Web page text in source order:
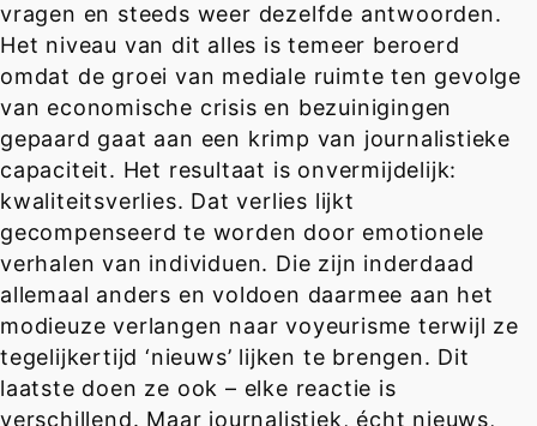
vragen en steeds weer dezelfde antwoorden.
Het niveau van dit alles is temeer beroerd
omdat de groei van mediale ruimte ten gevolge
van economische crisis en bezuinigingen
gepaard gaat aan een krimp van journalistieke
capaciteit. Het resultaat is onvermijdelijk:
kwaliteitsverlies. Dat verlies lijkt
gecompenseerd te worden door emotionele
verhalen van individuen. Die zijn inderdaad
allemaal anders en voldoen daarmee aan het
modieuze verlangen naar voyeurisme terwijl ze
tegelijkertijd ‘nieuws’ lijken te brengen. Dit
laatste doen ze ook – elke reactie is
verschillend. Maar journalistiek, écht nieuws,